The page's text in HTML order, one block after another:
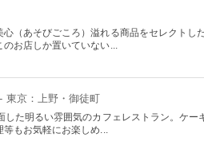
（あそびごころ）溢れる商品をセレクトし
お店しか置いていない...
- 東京：上野・御徒町
した明るい雰囲気のカフェレストラン。ケー
もお気軽にお楽しめ...